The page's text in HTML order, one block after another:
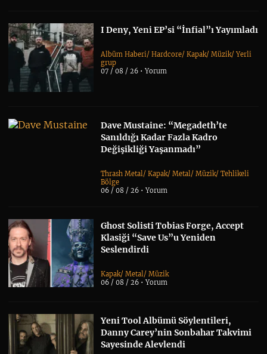
I Deny, Yeni EP’si “İnfial”ı Yayımladı
Albüm Haberi/Hardcore/Kapak/Müzik/Yerli
grup
07 / 08 / 26 •Yorum
Dave Mustaine: “Megadeth’te
Sanıldığı Kadar Fazla Kadro
Değişikliği Yaşanmadı”
Thrash Metal /Kapak/Metal /Müzik/Tehlikeli
Bölge
06 / 08 / 26 •Yorum
Ghost Solisti Tobias Forge, Accept
Klasiği “Save Us”u Yeniden
Seslendirdi
Kapak/Metal /Müzik
06 / 08 / 26 •Yorum
Yeni Tool Albümü Söylentileri,
Danny Carey’nin Sonbahar Takvimi
Sayesinde Alevlendi